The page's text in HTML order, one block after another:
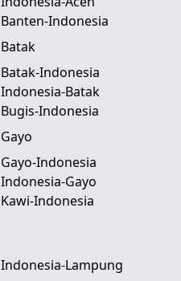
Banten-Indonesia
Batak
Batak-Indonesia
Indonesia-Batak
Bugis-Indonesia
Gayo
Gayo-Indonesia
Indonesia-Gayo
Kawi-Indonesia
Indonesia-Lampung